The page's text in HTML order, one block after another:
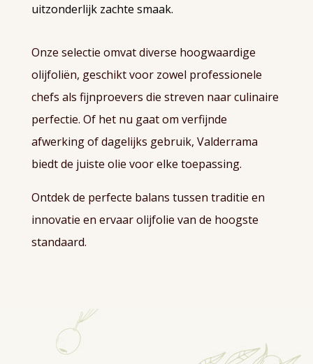
uitzonderlijk zachte smaak.
Onze selectie omvat diverse hoogwaardige
olijfoliën, geschikt voor zowel professionele
chefs als fijnproevers die streven naar culinaire
perfectie. Of het nu gaat om verfijnde
afwerking of dagelijks gebruik, Valderrama
biedt de juiste olie voor elke toepassing.
Ontdek de perfecte balans tussen traditie en
innovatie en ervaar olijfolie van de hoogste
standaard.